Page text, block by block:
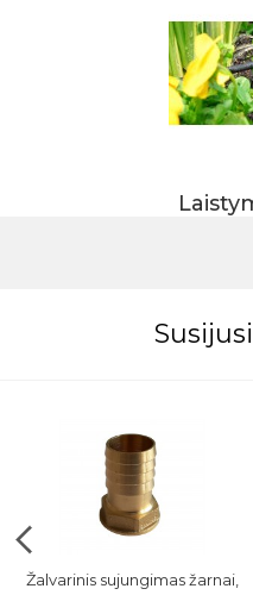
Žalvarinis sujungimas žarnai,